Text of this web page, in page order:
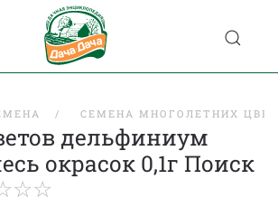
СЕМЕНА МНОГОЛЕТНИХ
дельфиниум
окрасок 0,1г Поиск